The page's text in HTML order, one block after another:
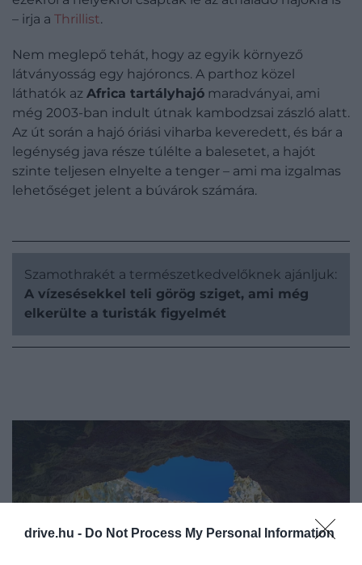
drive.hu - Do Not Process My Personal Information
– irja a Thrillist.
Nem meglepő tehát, hogy az egyik környező
látványosság egy hajóroncs. A parthoz közel
láthatók az Africa tartályhajó maradványai, ami
még 2003-ban indult útnak kambodzsai zászló alatt.
Az út során a hajó óriási viharba keveredett, és bár a
legénység java része túlélte a balesetet, a hajót
szinte teljesen elnyelte a tenger – ami ma izgalmas
lehetőséget jelent a búvárok számára.
Szamothrakét a természetkedvelőknek ajánljuk:
A vízesésekkel teli görög sziget, ami még
elkerülte a turisták figyelmét